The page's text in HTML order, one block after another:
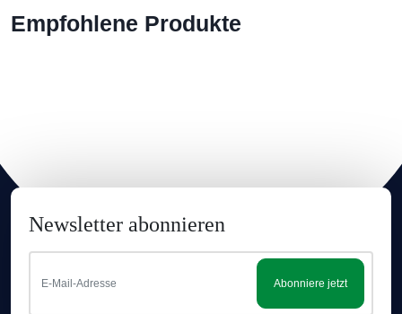
Empfohlene Produkte
Newsletter abonnieren
Abonniere jetzt